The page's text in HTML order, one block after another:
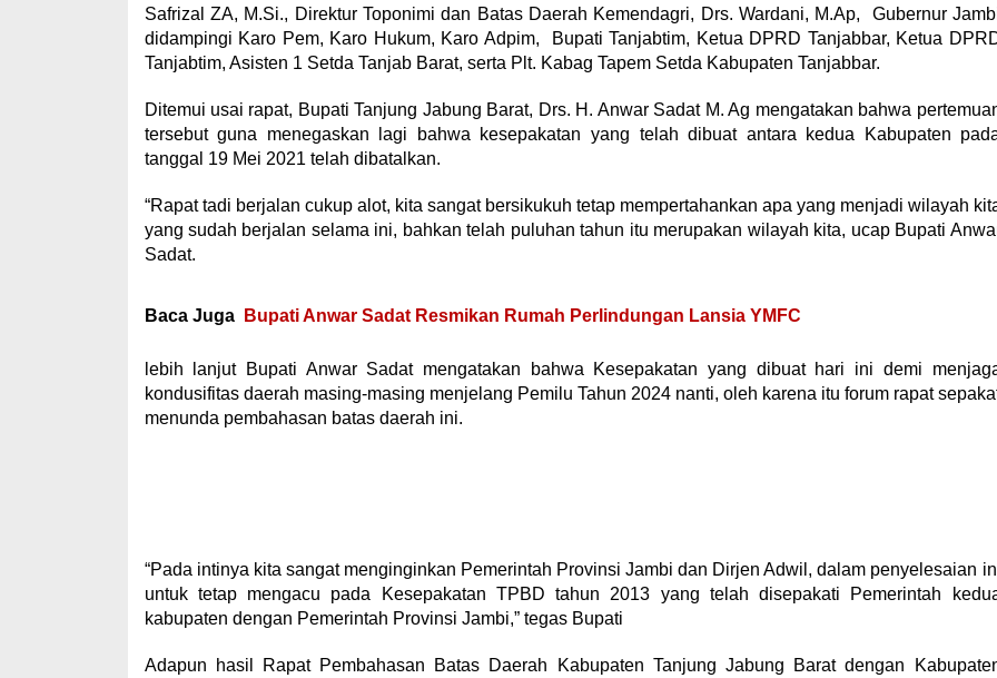
Safrizal ZA, M.Si., Direktur Toponimi dan Batas Daerah Kemendagri, Drs. Wardani, M.Ap, Gubernur
didampingi Karo Pem, Karo Hukum, Karo Adpim, Bupati Tanjabtim, Ketua DPRD Tanjabbar, Ketua
Tanjabtim, Asisten 1 Setda Tanjab Barat, serta Plt. Kabag Tapem Setda Kabupaten Tanjabbar.
Ditemui usai rapat, Bupati Tanjung Jabung Barat, Drs. H. Anwar Sadat M. Ag mengatakan bahwa
tersebut guna menegaskan lagi bahwa kesepakatan yang telah dibuat antara kedua Kabupaten
tanggal 19 Mei 2021 telah dibatalkan.
“Rapat tadi berjalan cukup alot, kita sangat bersikukuh tetap mempertahankan apa yang menjadi wilayah
yang sudah berjalan selama ini, bahkan telah puluhan tahun itu merupakan wilayah kita, ucap Bupati
Sadat.
Baca Juga Bupati Anwar Sadat Resmikan Rumah Perlindungan Lansia YMFC
lebih lanjut Bupati Anwar Sadat mengatakan bahwa Kesepakatan yang dibuat hari ini demi
kondusifitas daerah masing-masing menjelang Pemilu Tahun 2024 nanti, oleh karena itu forum rapat
menunda pembahasan batas daerah ini.
“Pada intinya kita sangat menginginkan Pemerintah Provinsi Jambi dan Dirjen Adwil, dalam penyelesaian
untuk tetap mengacu pada Kesepakatan TPBD tahun 2013 yang telah disepakati Pemerintah
kabupaten dengan Pemerintah Provinsi Jambi,” tegas Bupati
Adapun hasil Rapat Pembahasan Batas Daerah Kabupaten Tanjung Jabung Barat dengan